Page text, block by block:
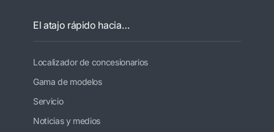
El atajo rápido hacia…
Localizador de concesionarios
Gama de modelos
Servicio
Noticias y medios